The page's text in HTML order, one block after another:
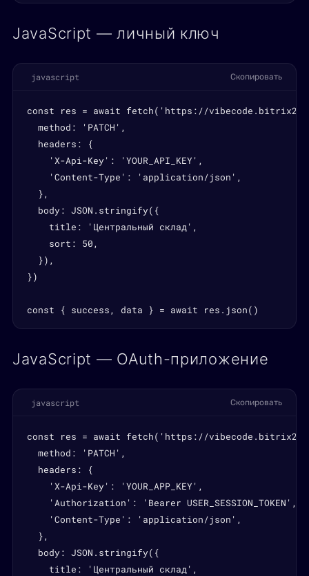
JavaScript — личный ключ
javascript Скопировать
const res = await fetch('https://
  method: 'PATCH',
  headers: {
    'X-Api-Key': 'YOUR_API_KEY',
    'Content-Type': 'application/json',
  },
  body: JSON.stringify({
    title: 'Центральный склад',
    sort: 50,
  }),
})
const { success, data } = await res.json()
JavaScript — OAuth-приложение
javascript Скопировать
const res = await fetch('https://
  method: 'PATCH',
  headers: {
    'X-Api-Key': 'YOUR_APP_KEY',
    'Authorization': 'Bearer USER_SESSION_TOKEN',
    'Content-Type': 'application/json',
  },
  body: JSON.stringify({
    title: 'Центральный склад',